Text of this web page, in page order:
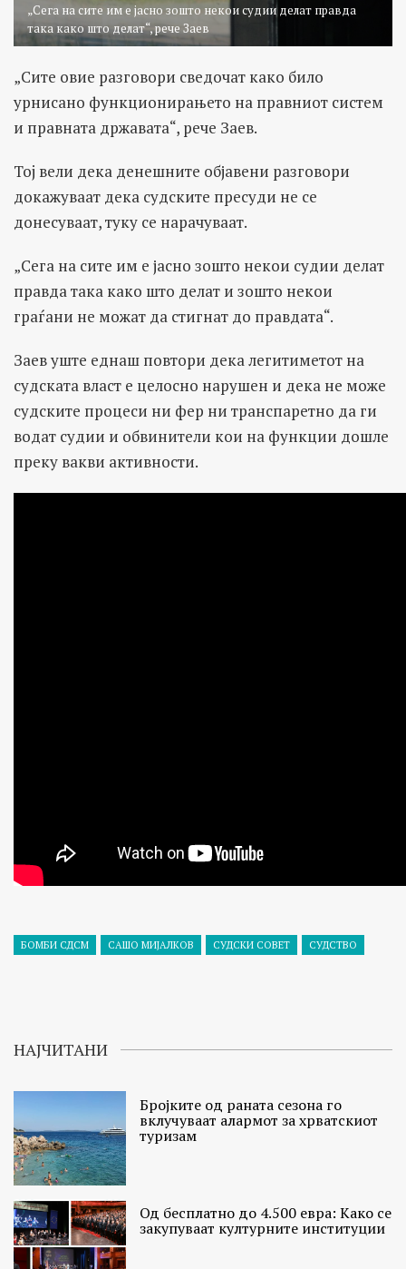
„Сега на сите им е јасно зошто некои судии делат правда
така како што делат“, рече Заев
„Сите овие разговори сведочат како билo
урнисано функционирањето на правниот систем
и правната државата“, рече Заев.
Toj вели дека денешните објавени разговори
докажуваат дека судските пресуди не се
донесуваат, туку се нарачуваат.
„Сега на сите им е јасно зошто некои судии делат
правда така како што делат и зошто некои
граѓани не можат да стигнат до правдата“.
Заев уште еднаш повтори дека легитиметот на
судската власт е целосно нарушен и дека не може
судските процеси ни фер ни транспаретно да ги
водат судии и обвинители кои на функции дошле
преку вакви активности.
БОМБИ СДСМ САШО МИЈАЛКОВ СУДСКИ СОВЕТ СУДСТВО
НАЈЧИТАНИ
Бројките од раната сезона го
вклучуваат алармот за хрватскиот
туризам
Од бесплатно до 4.500 евра: Како се
закупуваат културните институции